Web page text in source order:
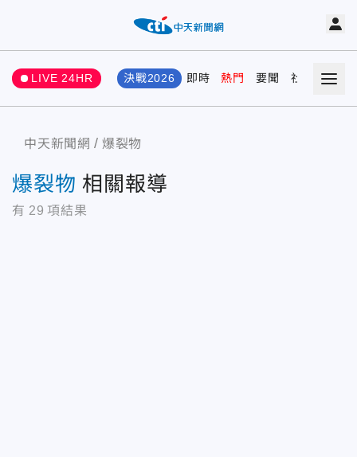
LIVE 24HR 決戰2026 即時 熱門 要聞 社會 娛樂
中天新聞網 爆裂物
爆裂物 相關報導
有 29 項結果